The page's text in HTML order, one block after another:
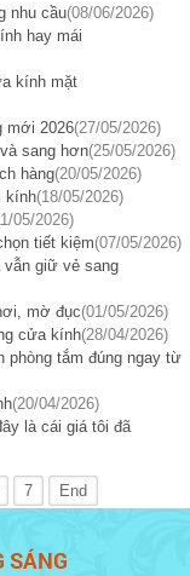
nhu cầu(08/06/2026)
hay mái
kính mặt
mới 2026(27/05/2026)
sang hơn(25/05/2026)
hàng(20/05/2026)
kính(18/05/2026)
05/2026)
tiết kiệm(07/05/2026)
vẫn giữ vẻ sang
mờ đục(01/05/2026)
cửa kính(28/04/2026)
phòng tắm đúng ngay từ
(20/04/2026)
là cái giá tôi đã
7 End
SÁNG